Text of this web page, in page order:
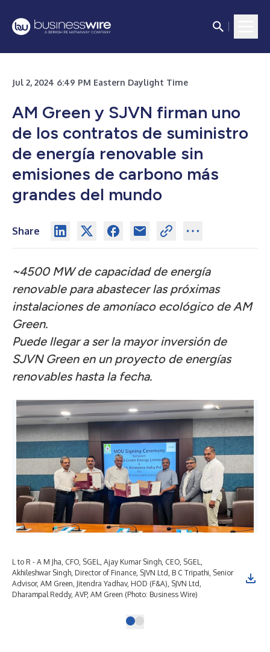
Jul 2, 2024 6:49 PM Eastern Daylight Time
AM Green y SJVN firman uno
de los contratos de suministro
de energía renovable sin
emisiones de carbono más
grandes del mundo
Share
~4500 MW de capacidad de energía
renovable para abastecer las próximas
instalaciones de amoníaco ecológico de AM
Green.
Puede llegar a ser la mayor inversión de
SJVN Green en un proyecto de energías
renovables hasta la fecha.
L to R - A M Jha, CFO, SGEL, Ajay Kumar Singh, CEO, SGEL,
Akhileshwar Singh, Director of Finance, SJVN Ltd, B C Tripathi, Senior
Advisor, AM Green, Jitendra Yadhav, HOD (F&A), SJVN Ltd,
Dharampal Reddy, AVP, AM Green (Photo: Business Wire)